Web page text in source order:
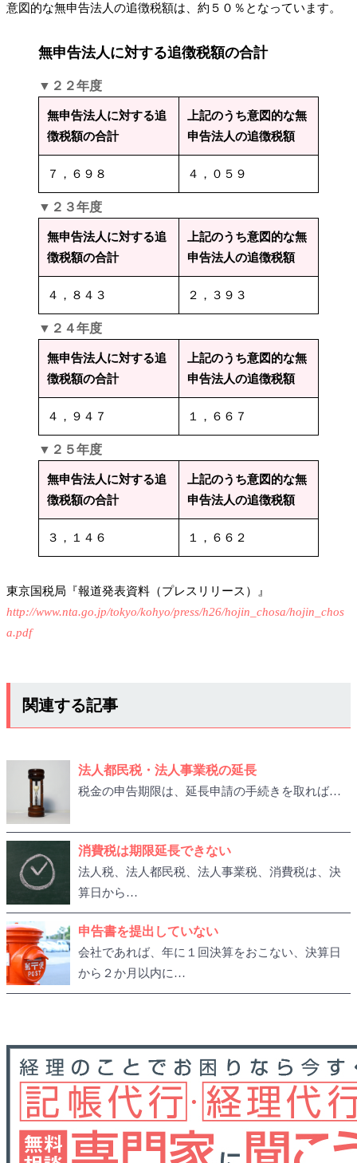
意図的な無申告法人の追徴税額は、約５０％となっています。
無申告法人に対する追徴税額の合計
▼２２年度
無申告法人に対する追
徴税額の合計
上記のうち意図的な無
申告法人の追徴税額
７，６９８ ４，０５９
▼２３年度
無申告法人に対する追
徴税額の合計
上記のうち意図的な無
申告法人の追徴税額
４，８４３ ２，３９３
▼２４年度
無申告法人に対する追
徴税額の合計
上記のうち意図的な無
申告法人の追徴税額
４，９４７ １，６６７
▼２５年度
無申告法人に対する追
徴税額の合計
上記のうち意図的な無
申告法人の追徴税額
３，１４６ １，６６２
東京国税局『報道発表資料（プレスリリース）』
http://www.nta.go.jp/tokyo/kohyo/press/h26/hojin_chosa/hojin_chos
a.pdf
関連する記事
法人都民税・法人事業税の延長
税金の申告期限は、延長申請の手続きを取れば…
消費税は期限延長できない
法人税、法人都民税、法人事業税、消費税は、決
算日から…
申告書を提出していない
会社であれば、年に１回決算をおこない、決算日
から２か月以内に…